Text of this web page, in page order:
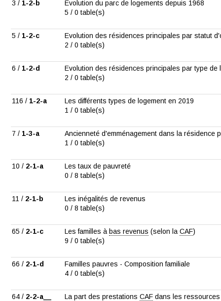
3 / 1-2-b
Evolution du parc de logements depuis 1968
5 / 0 table(s)
5 / 1-2-c
Evolution des résidences principales par statut
2 / 0 table(s)
6 / 1-2-d
Evolution des résidences principales par type de
2 / 0 table(s)
116 / 1-2-a
Les différents types de logement en 2019
1 / 0 table(s)
7 / 1-3-a
Ancienneté d'emménagement dans la résidence
1 / 0 table(s)
10 / 2-1-a
Les taux de pauvreté
0 / 8 table(s)
11 / 2-1-b
Les inégalités de revenus
0 / 8 table(s)
65 / 2-1-c Les familles à bas revenus (selon laCAF)
9 / 0 table(s)
66 / 2-1-d
Familles pauvres - Composition familiale
4 / 0 table(s)
64 / 2-2-a__ La part des prestationsCAF dans les